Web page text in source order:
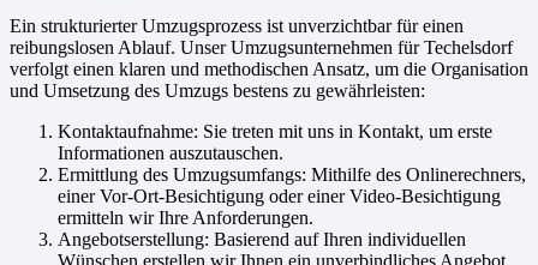
Ein strukturierter Umzugsprozess ist unverzichtbar für einen
reibungslosen Ablauf. Unser Umzugsunternehmen für Techelsdorf
verfolgt einen klaren und methodischen Ansatz, um die Organisation
und Umsetzung des Umzugs bestens zu gewährleisten:
Kontaktaufnahme: Sie treten mit uns in Kontakt, um erste
Informationen auszutauschen.
Ermittlung des Umzugsumfangs: Mithilfe des Onlinerechners,
einer Vor-Ort-Besichtigung oder einer Video-Besichtigung
ermitteln wir Ihre Anforderungen.
Angebotserstellung: Basierend auf Ihren individuellen
Wünschen erstellen wir Ihnen ein unverbindliches Angebot.